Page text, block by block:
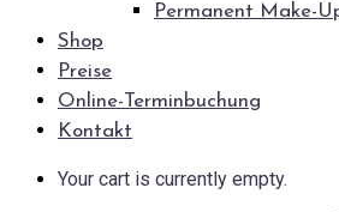
Permanent Make-
Shop
Preise
Online-Terminbuchung
Kontakt
Your cart is currently empty.